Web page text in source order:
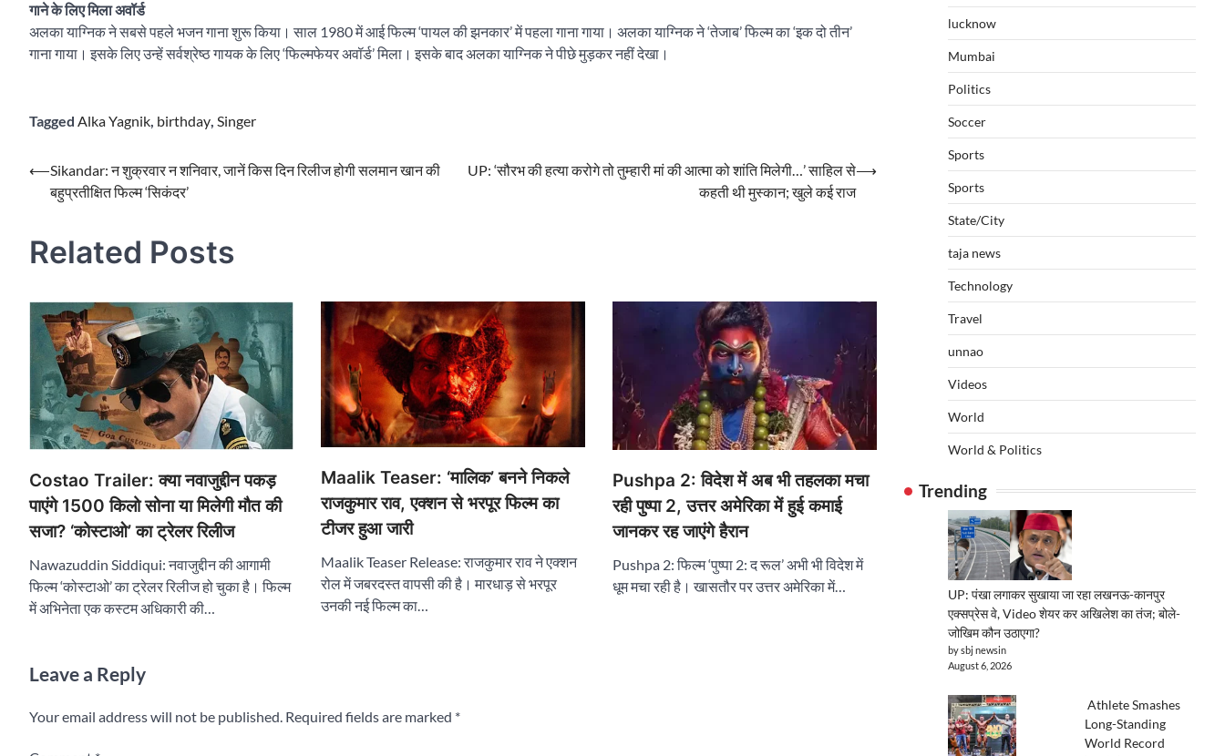
गाने के लिए मिला अवॉर्ड
अलका याग्निक ने सबसे पहले भजन गाना शुरू किया। साल 1980 में आई फिल्म ‘पायल की झनकार’ में पहला गाना गाया। अलका याग्निक ने ‘तेजाब’ फिल्म का ‘इक दो तीन’
गाना गाया। इसके लिए उन्हें सर्वश्रेष्ठ गायक के लिए ‘फिल्मफेयर अवॉर्ड’ मिला। इसके बाद अलका याग्निक ने पीछे मुड़कर नहीं देखा।
Tagged Alka Yagnik, birthday, Singer
Post
navigation
⟵Sikandar: न शुक्रवार न शनिवार, जानें किस दिन रिलीज होगी सलमान खान की
बहुप्रतीक्षित फिल्म ‘सिकंदर’
UP: ‘सौरभ की हत्या करोगे तो तुम्हारी मां की आत्मा को शांति मिलेगी…’ साहिल से
कहती थी मुस्कान; खुले कई राज
⟶
Related Posts
Costao Trailer: क्या नवाजुद्दीन पकड़
पाएंगे 1500 किलो सोना या मिलेगी मौत की
सजा? ‘कोस्टाओ’ का ट्रेलर रिलीज
Nawazuddin Siddiqui: नवाजुद्दीन की आगामी
फिल्म ‘कोस्टाओ’ का ट्रेलर रिलीज हो चुका है। फिल्म
में अभिनेता एक कस्टम अधिकारी की…
Maalik Teaser: ‘मालिक’ बनने निकले
राजकुमार राव, एक्शन से भरपूर फिल्म का
टीजर हुआ जारी
Maalik Teaser Release: राजकुमार राव ने एक्शन
रोल में जबरदस्त वापसी की है। मारधाड़ से भरपूर
उनकी नई फिल्म का…
Pushpa 2: विदेश में अब भी तहलका मचा
रही पुष्पा 2, उत्तर अमेरिका में हुई कमाई
जानकर रह जाएंगे हैरान
Pushpa 2: फिल्म ‘पुष्पा 2: द रूल’ अभी भी विदेश में
धूम मचा रही है। खासतौर पर उत्तर अमेरिका में…
Leave a Reply
Your email address will not be published. Required fields are marked *
lucknow
Mumbai
Politics
Soccer
Sports
Sports
State/City
taja news
Technology
Travel
unnao
Videos
World
World & Politics
Trending
UP: पंखा लगाकर सुखाया जा रहा लखनऊ-कानपुर
एक्सप्रेस वे, Video शेयर कर अखिलेश का तंज; बोले-
जोखिम कौन उठाएगा?
by sbj newsin
August 6, 2026
Athlete Smashes
Long-Standing
World Record